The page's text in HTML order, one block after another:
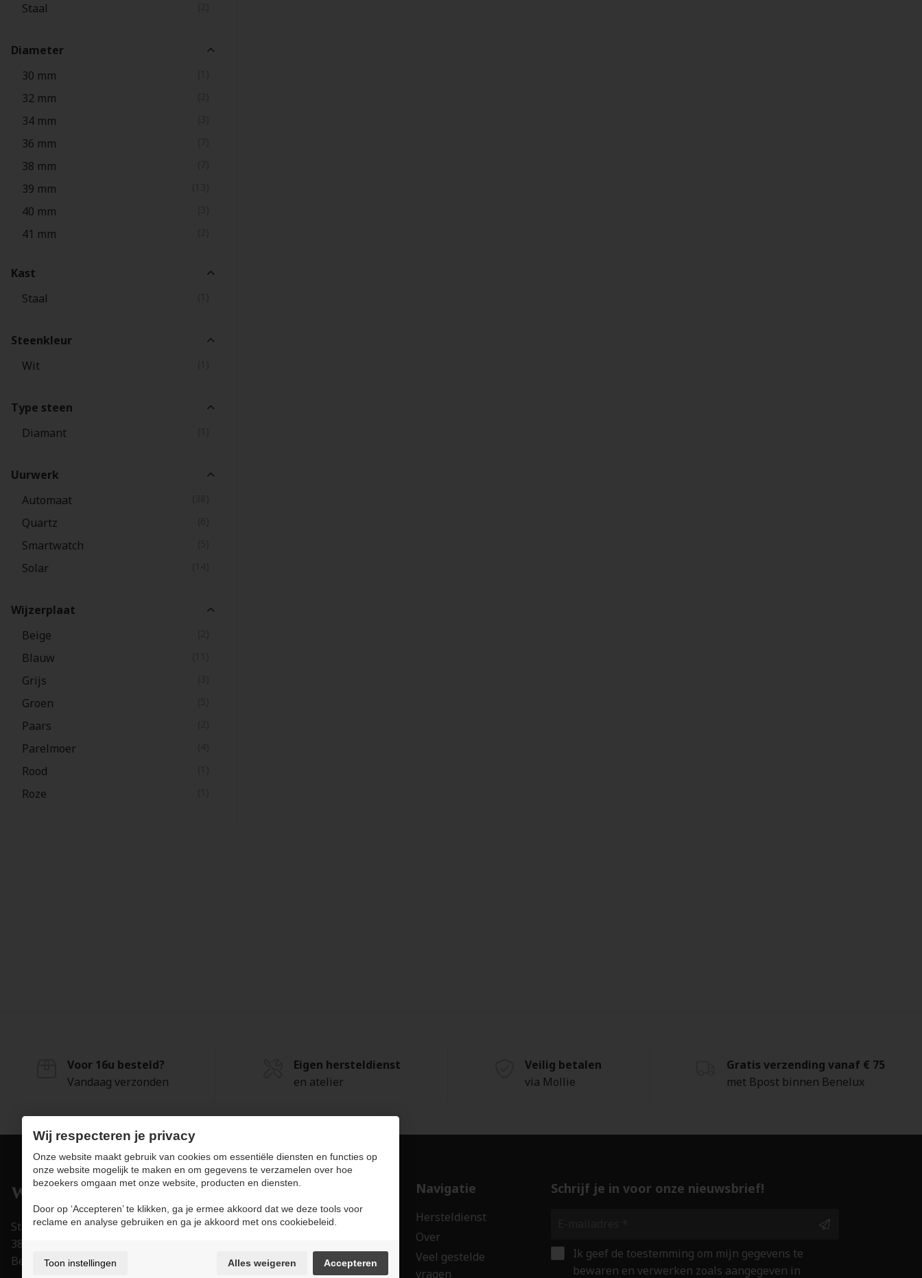
Staal
Diameter
30 mm
32 mm
34 mm
36 mm
38 mm
39 mm
40 mm
41 mm
43 mm (3)
44 mm
Kast
Staal
Steenkleur
Wit
Type steen
Diamant
Uurwerk
Automaat
Quartz
Smartwatch
Solar
Wijzerplaat
Beige
Blauw
Grijs
Groen
Paars
Parelmoer
Rood
Roze
Voor 16u besteld?
Vandaag verzonden
Eigen hersteldienst
en atelier
Veilig betalen
via Mollie
Gratis verzending vanaf € 75
met Bpost binnen Benelux
Stapelstraat 15-17
3800 Sint-Truiden
België
Producten
Juwelen
Accessoires
Navigatie
Hersteldienst
Over
Veel gestelde
vragen
Schrijf je in voor onze nieuwsbrief!
Ik geef de toestemming om mijn gegevens te
bewaren en verwerken zoals aangegeven in
Wij respecteren je privacy
Onze website maakt gebruik van cookies om essentiële diensten en functies op
onze website mogelijk te maken en om gegevens te verzamelen over hoe
bezoekers omgaan met onze website, producten en diensten.
Door op ‘Accepteren’ te klikken, ga je ermee akkoord dat we deze tools voor
reclame en analyse gebruiken en ga je akkoord met ons cookiebeleid.
Toon instellingen Alles weigeren Accepteren